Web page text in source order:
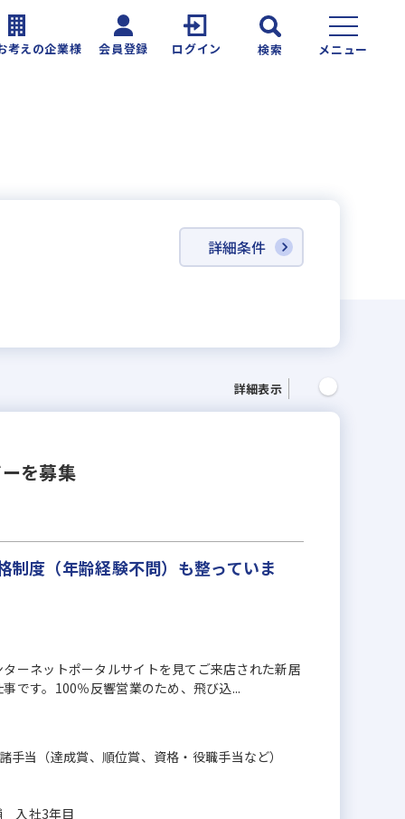
考えの企業様 会員登録 ログイン 検索 メニュー
詳細条件
詳細表示
を募集
度（年齢経験不問）も整っていま
ーネットポータルサイトを見てご来店された新居
です。100％反響営業のため、飛び込...
当（達成賞、順位賞、資格・役職手当など）
入社3年目